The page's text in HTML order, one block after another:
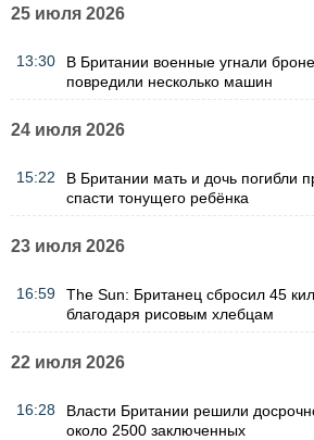
25 июля 2026
13:30
В Британии военные угнали
повредили несколько машин
24 июля 2026
15:22
В Британии мать и дочь погибли
спасти тонущего ребёнка
23 июля 2026
16:59
The Sun: Британец сбросил 45
благодаря рисовым хлебцам
22 июля 2026
16:28
Власти Британии решили
около 2500 заключенных